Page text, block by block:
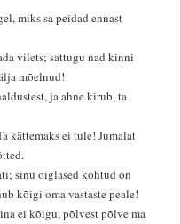
miks sa peidad ennast
vilets; sattugu nad kinni
mõelnud!
ja ahne kirub, ta
kättemaks ei tule! Jumalat
sinu õiglased kohtud on
kõigi oma vastaste peale!
ei kõigu, põlvest põlve ma